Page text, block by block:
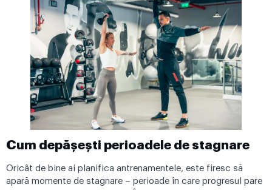
Cum depășești perioadele de stagnare
Oricât de bine ai planifica antrenamentele, este firesc să
apară momente de stagnare – perioade în care progresul pare